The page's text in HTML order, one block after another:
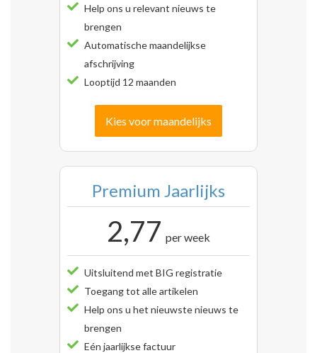
Help ons u relevant nieuws te
brengen
Automatische maandelijkse
afschrijving
Looptijd 12 maanden
Kies voor maandelijks
Premium Jaarlijks
2,77 per week
Uitsluitend met BIG registratie
Toegang tot alle artikelen
Help ons u het nieuwste nieuws te
brengen
Eén jaarlijkse factuur